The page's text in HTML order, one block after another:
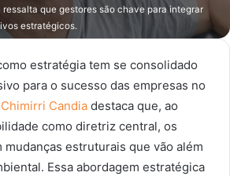
ressalta que gestores são chave para integrar
estratégicos.
estratégia tem se consolidado
para o sucesso das empresas no
Candia destaca que, ao
como diretriz central, os
estruturais que vão além
Essa abordagem estratégica